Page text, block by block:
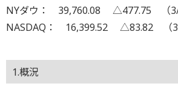
NYダウ： 39,760.08 △477.75 （3/
NASDAQ： 16,399.52 △83.82 （3/
1.概況